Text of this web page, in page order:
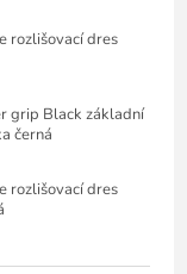
rozlišovací dres
grip Black základní
černá
rozlišovací dres